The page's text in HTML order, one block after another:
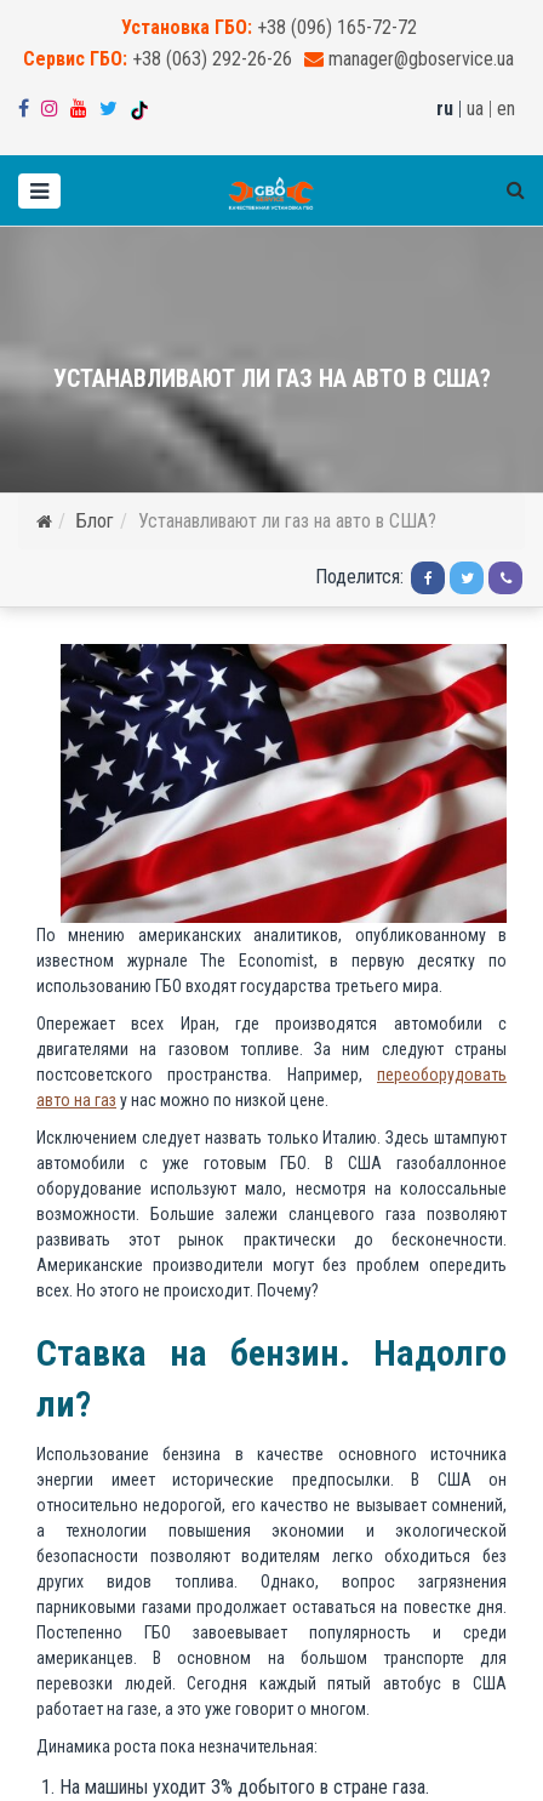
Установка ГБО: +38 (096) 165-72-72
Сервис ГБО: +38 (063) 292-26-26 manager@gboservice.ua
ru | ua | en
УСТАНАВЛИВАЮТ ЛИ ГАЗ НА АВТО В США?
Блог Устанавливают ли газ на авто в США?
Поделится:
По мнению американских аналитиков, опубликованному в
известном журнале The Economist, в первую десятку по
использованию ГБО входят государства третьего мира.
Опережает всех Иран, где производятся автомобили с
двигателями на газовом топливе. За ним следуют страны
постсоветского пространства. Например, переоборудовать
авто на газ у нас можно по низкой цене.
Исключением следует назвать только Италию. Здесь штампуют
автомобили с уже готовым ГБО. В США газобаллонное
оборудование используют мало, несмотря на колоссальные
возможности. Большие залежи сланцевого газа позволяют
развивать этот рынок практически до бесконечности.
Американские производители могут без проблем опередить
всех. Но этого не происходит. Почему?
Ставка на бензин. Надолго
ли?
Использование бензина в качестве основного источника
энергии имеет исторические предпосылки. В США он
относительно недорогой, его качество не вызывает сомнений,
а технологии повышения экономии и экологической
безопасности позволяют водителям легко обходиться без
других видов топлива. Однако, вопрос загрязнения
парниковыми газами продолжает оставаться на повестке дня.
Постепенно ГБО завоевывает популярность и среди
американцев. В основном на большом транспорте для
перевозки людей. Сегодня каждый пятый автобус в США
работает на газе, а это уже говорит о многом.
Динамика роста пока незначительная:
На машины уходит 3% добытого в стране газа.